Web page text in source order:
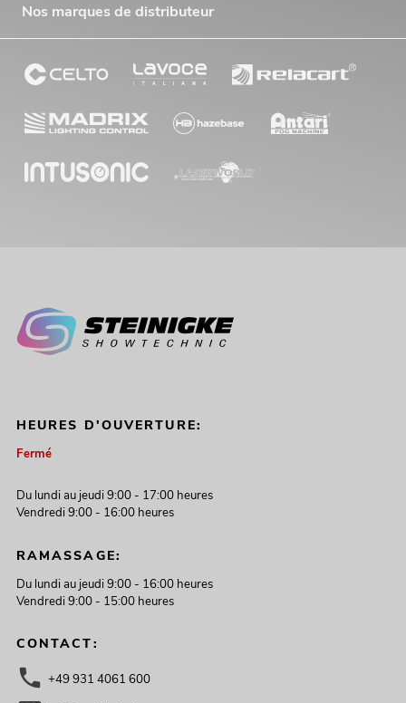
Nos marques de distributeur
HEURES D'OUVERTURE:
Fermé
Du lundi au jeudi 9:00 - 17:00 heures
Vendredi 9:00 - 16:00 heures
RAMASSAGE:
Du lundi au jeudi 9:00 - 16:00 heures
Vendredi 9:00 - 15:00 heures
CONTACT:
+49 931 4061 600